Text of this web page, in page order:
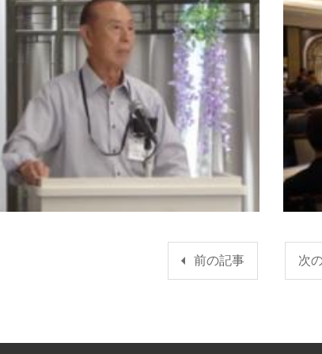
前の記事 次